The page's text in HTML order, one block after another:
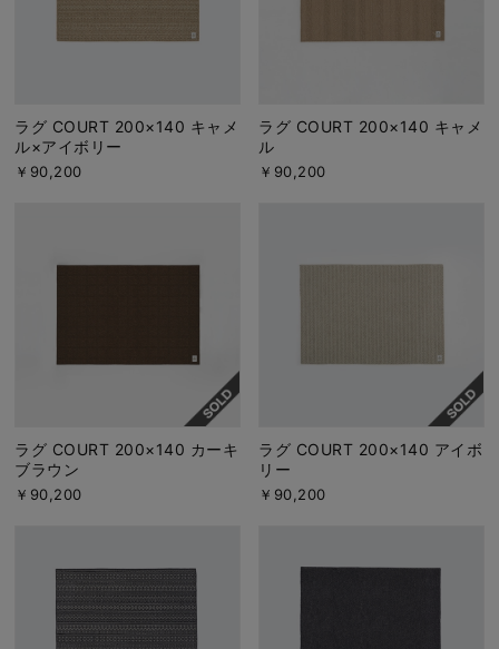
ラグ COURT 200×140 キャメ
ル×アイボリー
￥90,200
ラグ COURT 200×140 キャメ
ル
￥90,200
ラグ COURT 200×140 カーキ
ブラウン
￥90,200
ラグ COURT 200×140 アイボ
リー
￥90,200